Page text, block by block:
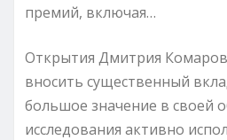
премий, включая…
Открытия Дмитрия
вносить существенный
большое значение в своей
исследования активно